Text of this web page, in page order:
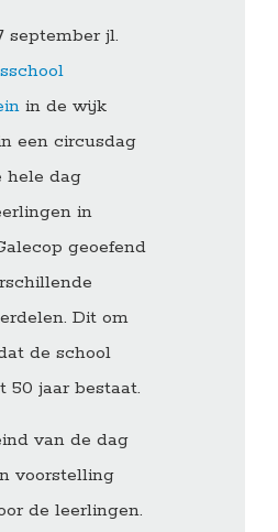
september jl.
in de wijk
een circusdag
hele dag
in
geoefend
Dit om
de school
50 jaar bestaat.
van de dag
voorstelling
de leerlingen.